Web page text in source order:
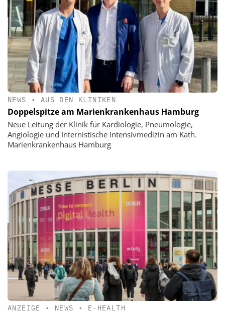
NEWS • AUS DEN KLINIKEN
Doppelspitze am Marienkrankenhaus Hamburg
Neue Leitung der Klinik für Kardiologie, Pneumologie,
Angiologie und Internistische Intensivmedizin am Kath.
Marienkrankenhaus Hamburg
ANZEIGE • NEWS • E-HEALTH